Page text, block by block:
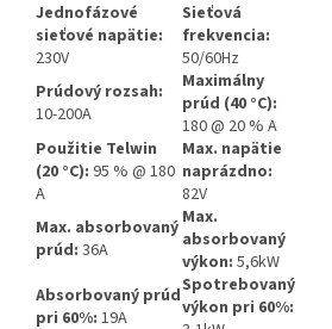
Jednofázové
sieťové napätie:
230V
Sieťová
frekvencia:
50/60Hz
Prúdový rozsah:
10-200A
Maximálny
prúd (40 °C):
180 @ 20 % A
Použitie Telwin
(20 °C): 95 % @ 180
A
Max. napätie
naprázdno:
82V
Max. absorbovaný
prúd: 36A
Max.
absorbovaný
výkon: 5,6kW
Absorbovaný prúd
pri 60%: 19A
Spotrebovaný
výkon pri 60%: